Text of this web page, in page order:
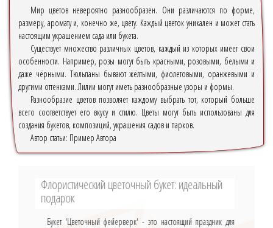
Мир цветов невероятно разнообразен. Они различаются по форме,
размеру, аромату и, конечно же, цвету. Каждый цветок уникален и может стать
настоящим украшением сада или букета.
Существует множество различных цветов, каждый из которых имеет свои
особенности. Например, розы могут быть красными, розовыми, белыми и
даже чёрными. Тюльпаны бывают жёлтыми, фиолетовыми, оранжевыми и
другими оттенками. Лилии могут иметь разнообразные узоры и формы.
Разнообразие цветов позволяет каждому выбрать тот, который больше
всего соответствует его вкусу и стилю. Цветы могут быть использованы для
создания букетов, композиций, украшения садов и парков.
Автор статьи: Пример Автора
Флористический цветочный букет: идеальный
подарок
Букет 'Цветочный фейерверк' - это настоящий праздник для